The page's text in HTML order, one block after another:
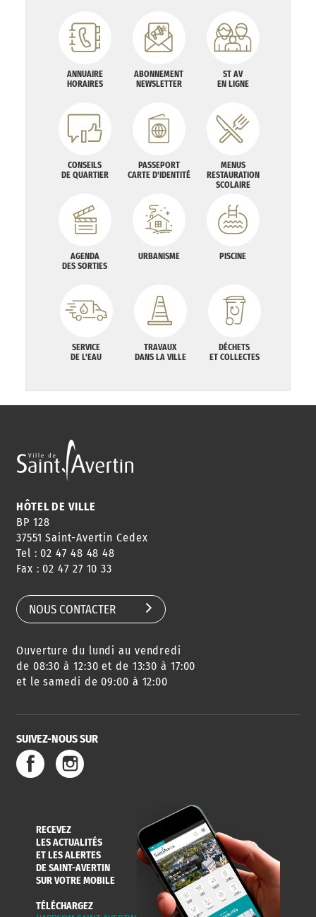
ANNUAIRE
HORAIRES
ABONNEMENT
NEWSLETTER
ST AV
EN LIGNE
CONSEILS
DE QUARTIER
PASSEPORT
CARTE D'IDENTITÉ
MENUS
RESTAURATION
SCOLAIRE
AGENDA
DES SORTIES
URBANISME PISCINE
SERVICE
DE L'EAU
TRAVAUX
DANS LA VILLE
DÉCHETS
ET COLLECTES
HÔTEL DE VILLE
BP 128
37551 Saint-Avertin Cedex
Tel : 02 47 48 48 48
Fax : 02 47 27 10 33
NOUS CONTACTER
Ouverture du lundi au vendredi
de 08:30 à 12:30 et de 13:30 à 17:00
et le samedi de 09:00 à 12:00
SUIVEZ-NOUS SUR
RECEVEZ
LES ACTUALITÉS
ET LES ALERTES
DE SAINT-AVERTIN
SUR VOTRE MOBILE
TÉLÉCHARGEZ